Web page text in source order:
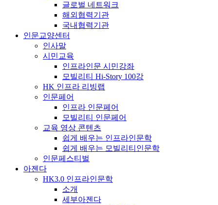
글로벌 네트워크
해외협력기관
국내협력기관
인문교양센터
인사말
시민교육
인프라인문 시민강좌
모빌리티 Hi-Story 100강
HK 인프라 리빙랩
인문페어
인프라 인문페어
모빌리티 인문페어
교육 영상 콘텐츠
쉽게 배우는 인프라인문학
쉽게 배우는 모빌리티인문학
인문페스티벌
아젠다
HK3.0 인프라인문학
소개
세부아젠다